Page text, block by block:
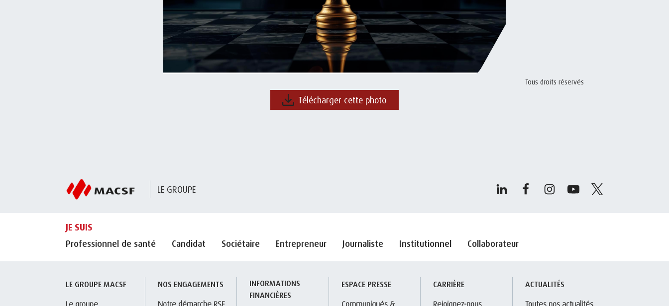
Tous droits réservés
Télécharger cette photo
LE GROUPE
JE SUIS
Professionnel de santé
Candidat Sociétaire Entrepreneur Journaliste Institutionnel Collaborateur
LE GROUPE MACSF
NOS ENGAGEMENTS
INFORMATIONS
FINANCIÈRES
ESPACE PRESSE
CARRIÈRE
ACTUALITÉS